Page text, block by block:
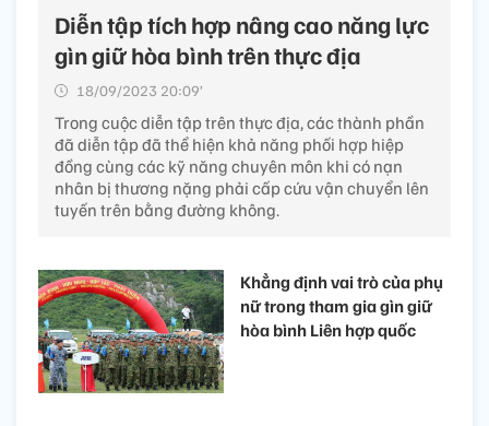
Diễn tập tích hợp nâng cao năng lực
gìn giữ hòa bình trên thực địa
18/09/2023 20:09’
Trong cuộc diễn tập trên thực địa, các thành phần
đã diễn tập đã thể hiện khả năng phối hợp hiệp
đồng cùng các kỹ năng chuyên môn khi có nạn
nhân bị thương nặng phải cấp cứu vận chuyển lên
tuyến trên bằng đường không.
Khẳng định vai trò của phụ
nữ trong tham gia gìn giữ
hòa bình Liên hợp quốc